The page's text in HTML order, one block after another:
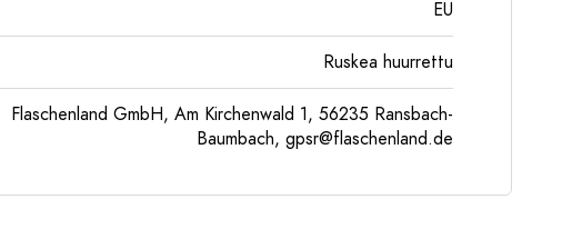
EU
Ruskea huurrettu
Flaschenland GmbH, Am Kirchenwald 1, 56235 Ransbach-
Baumbach, gpsr@flaschenland.de